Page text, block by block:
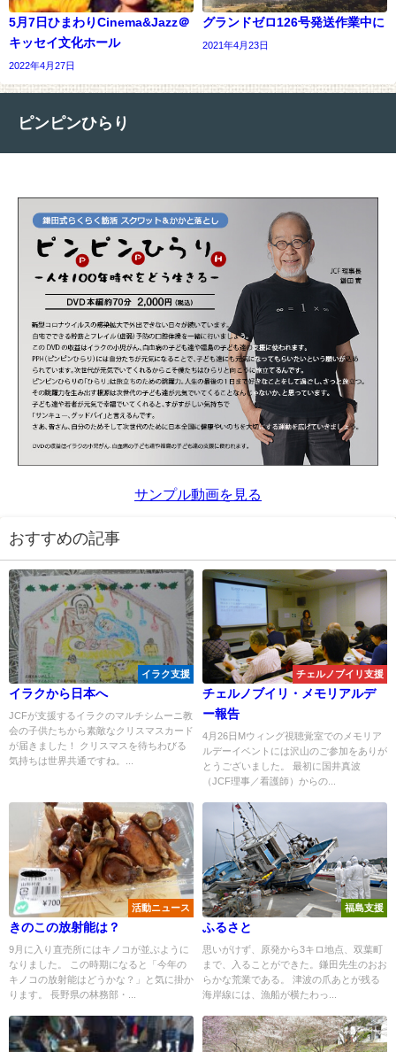
5月7日ひまわりCinema&Jazz＠
キッセイ文化ホール
2022年4月27日
グランドゼロ126号発送作業中に
2021年4月23日
ピンピンひらり
サンプル動画を見る
おすすめの記事
イラク支援
イラクから日本へ
JCFが支援するイラクのマルチシムーニ教
会の子供たちから素敵なクリスマスカード
が届きました！ クリスマスを待ちわびる
気持ちは世界共通ですね。...
チェルノブイリ支援
チェルノブイリ・メモリアルデ
ー報告
4月26日Mウィング視聴覚室でのメモリア
ルデーイベントには沢山のご参加をありが
とうございました。 最初に国井真波
（JCF理事／看護師）からの...
活動ニュース
きのこの放射能は？
9月に入り直売所にはキノコが並ぶように
なりました。 この時期になると「今年の
キノコの放射能はどうかな？」と気に掛か
ります。 長野県の林務部・...
福島支援
ふるさと
思いがけず、原発から3キロ地点、双葉町
まで、入ることができた。鎌田先生のおお
らかな荒業である。 津波の爪あとが残る
海岸線には、漁船が横たわっ...